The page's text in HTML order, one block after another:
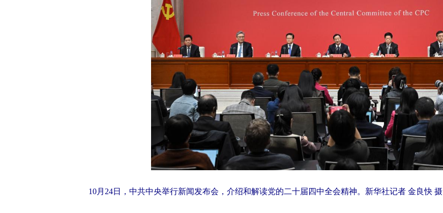
10月24日，中共中央举行新闻发布会，介绍和解读党的二十届四中全会精神。新华社记者 金良快 摄